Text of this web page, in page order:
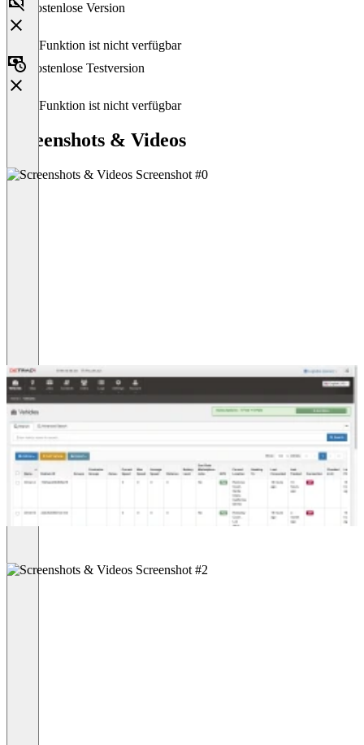
Kostenlose Version
Diese Funktion ist nicht verfügbar
Kostenlose Testversion
Diese Funktion ist nicht verfügbar
Screenshots & Videos